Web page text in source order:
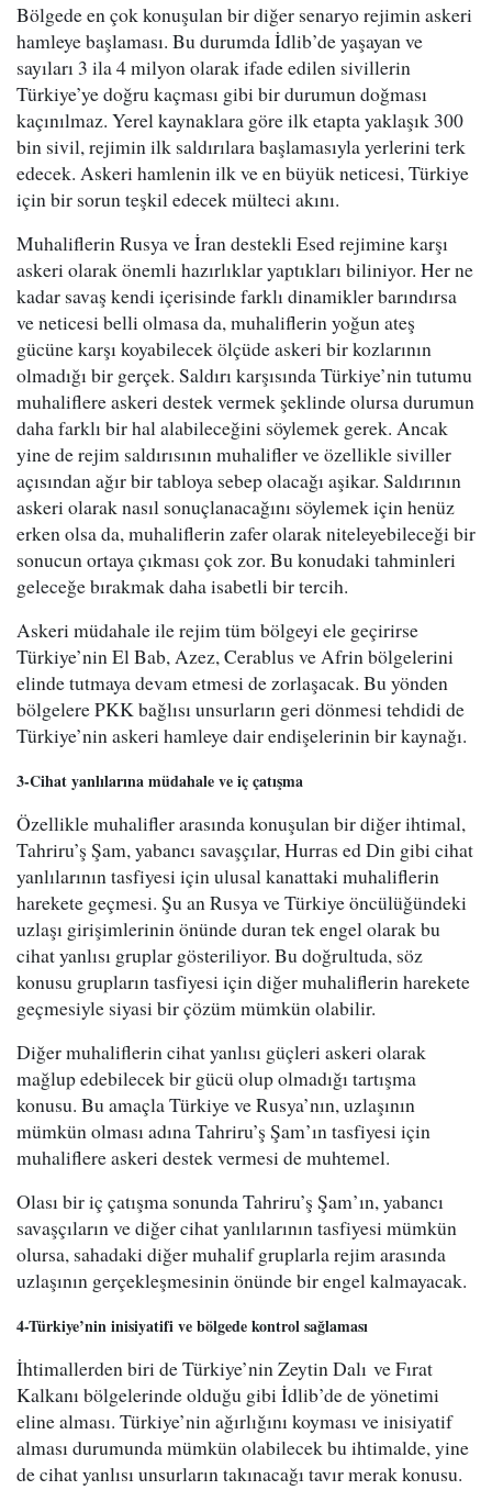
Bölgede en çok konuşulan bir diğer senaryo rejimin askeri
hamleye başlaması. Bu durumda İdlib’de yaşayan ve
sayıları 3 ila 4 milyon olarak ifade edilen sivillerin
Türkiye’ye doğru kaçması gibi bir durumun doğması
kaçınılmaz. Yerel kaynaklara göre ilk etapta yaklaşık 300
bin sivil, rejimin ilk saldırılara başlamasıyla yerlerini terk
edecek. Askeri hamlenin ilk ve en büyük neticesi, Türkiye
için bir sorun teşkil edecek mülteci akını.
Muhaliflerin Rusya ve İran destekli Esed rejimine karşı
askeri olarak önemli hazırlıklar yaptıkları biliniyor. Her ne
kadar savaş kendi içerisinde farklı dinamikler barındırsa
ve neticesi belli olmasa da, muhaliflerin yoğun ateş
gücüne karşı koyabilecek ölçüde askeri bir kozlarının
olmadığı bir gerçek. Saldırı karşısında Türkiye’nin tutumu
muhaliflere askeri destek vermek şeklinde olursa durumun
daha farklı bir hal alabileceğini söylemek gerek. Ancak
yine de rejim saldırısının muhalifler ve özellikle siviller
açısından ağır bir tabloya sebep olacağı aşikar. Saldırının
askeri olarak nasıl sonuçlanacağını söylemek için henüz
erken olsa da, muhaliflerin zafer olarak niteleyebileceği bir
sonucun ortaya çıkması çok zor. Bu konudaki tahminleri
geleceğe bırakmak daha isabetli bir tercih.
Askeri müdahale ile rejim tüm bölgeyi ele geçirirse
Türkiye’nin El Bab, Azez, Cerablus ve Afrin bölgelerini
elinde tutmaya devam etmesi de zorlaşacak. Bu yönden
bölgelere PKK bağlısı unsurların geri dönmesi tehdidi de
Türkiye’nin askeri hamleye dair endişelerinin bir kaynağı.
3-Cihat yanlılarına müdahale ve iç çatışma
Özellikle muhalifler arasında konuşulan bir diğer ihtimal,
Tahriru’ş Şam, yabancı savaşçılar, Hurras ed Din gibi cihat
yanlılarının tasfiyesi için ulusal kanattaki muhaliflerin
harekete geçmesi. Şu an Rusya ve Türkiye öncülüğündeki
uzlaşı girişimlerinin önünde duran tek engel olarak bu
cihat yanlısı gruplar gösteriliyor. Bu doğrultuda, söz
konusu grupların tasfiyesi için diğer muhaliflerin harekete
geçmesiyle siyasi bir çözüm mümkün olabilir.
Diğer muhaliflerin cihat yanlısı güçleri askeri olarak
mağlup edebilecek bir gücü olup olmadığı tartışma
konusu. Bu amaçla Türkiye ve Rusya’nın, uzlaşının
mümkün olması adına Tahriru’ş Şam’ın tasfiyesi için
muhaliflere askeri destek vermesi de muhtemel.
Olası bir iç çatışma sonunda Tahriru’ş Şam’ın, yabancı
savaşçıların ve diğer cihat yanlılarının tasfiyesi mümkün
olursa, sahadaki diğer muhalif gruplarla rejim arasında
uzlaşının gerçekleşmesinin önünde bir engel kalmayacak.
4-Türkiye’nin inisiyatifi ve bölgede kontrol sağlaması
İhtimallerden biri de Türkiye’nin Zeytin Dalı ve Fırat
Kalkanı bölgelerinde olduğu gibi İdlib’de de yönetimi
eline alması. Türkiye’nin ağırlığını koyması ve inisiyatif
alması durumunda mümkün olabilecek bu ihtimalde, yine
de cihat yanlısı unsurların takınacağı tavır merak konusu.